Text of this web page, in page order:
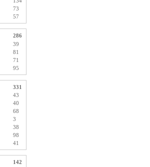
73
57
286
39
81
71
95
331
43
40
68
3
38
98
41
142